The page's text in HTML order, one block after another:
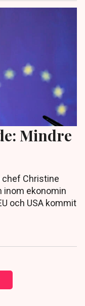
Mindre
chef Christine
inom ekonomin
och USA kommit